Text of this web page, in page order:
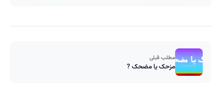
مطلب قبلی
مزحک یا مضحک ?